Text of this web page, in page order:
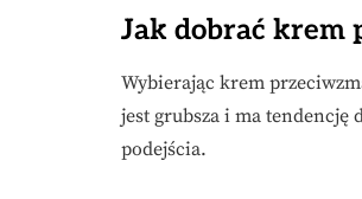
Jak dobrać krem
Wybierając krem
jest grubsza i ma tendencję
podejścia.